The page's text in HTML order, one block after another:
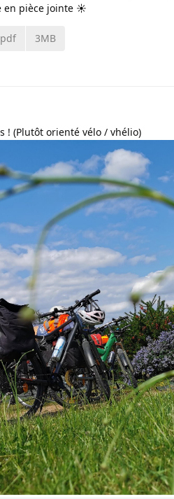
en pièce jointe ☀️
3MB
! (Plutôt orienté vélo / vhélio)